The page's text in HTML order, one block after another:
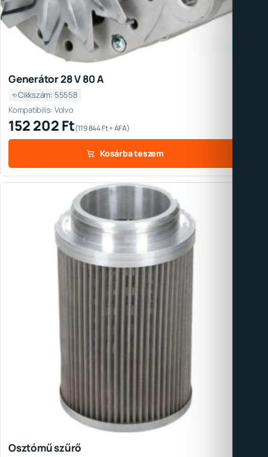
Generátor 28 V 80 A
Cikkszám: 55558
Kompatibilis: Volvo
152 202Ft(119 844Ft+ ÁFA)
Kosárba teszem
Osztómű szűrő